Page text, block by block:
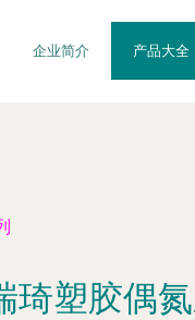
企业简介 产品大全
塑胶偶